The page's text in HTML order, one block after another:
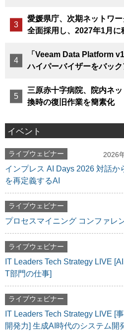
愛媛県庁、次期ネットワ
全面採用し、2027年1月に
「Veeam Data Platform
ハイパーバイザーをバッ
三原赤十字病院、院内ネ
換時の復旧作業を簡素化
イベント
ライブウェビナー 2026
インプレス AI Days 2026 対話か
を再定義するAI
ライブウェビナー
プロセスマイニング コンファレ
ライブウェビナー
IT Leaders Tech Strategy LIVE
T部門の仕事]
ライブウェビナー
IT Leaders Tech Strategy LIVE [
開発力] 生成AI時代のシステム開